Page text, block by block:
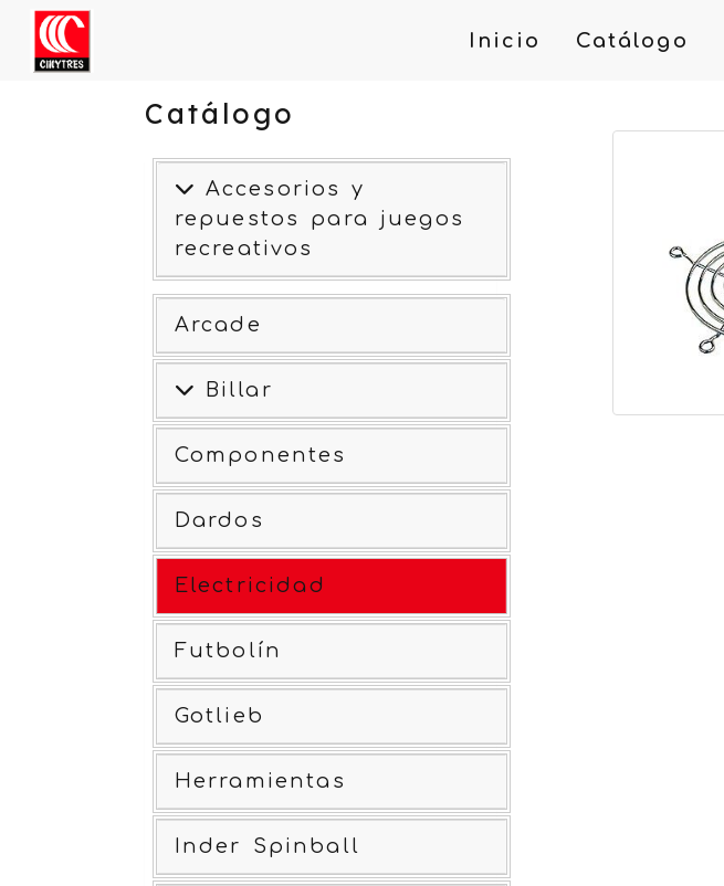
Inicio Catálogo
Catálogo
Accesorios y
repuestos para juegos
recreativos
Arcade
Billar
Componentes
Dardos
Electricidad
Futbolín
Gotlieb
Herramientas
Inder Spinball